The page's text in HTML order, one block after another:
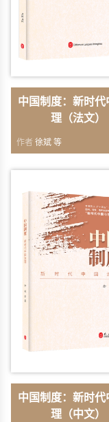
中国制度：新时代
理（法文）
作者 徐斌 等
中国制度：新时代
理（中文）